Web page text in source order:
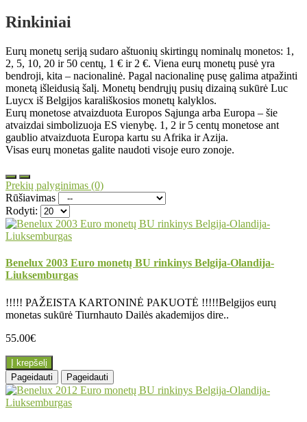
Rinkiniai
Eurų monetų seriją sudaro aštuonių skirtingų nominalų monetos: 1,
2, 5, 10, 20 ir 50 centų, 1 € ir 2 €. Viena eurų monetų pusė yra
bendroji, kita – nacionalinė. Pagal nacionalinę pusę galima atpažinti
monetą išleidusią šalį. Monetų bendrųjų pusių dizainą sukūrė Luc
Luycx iš Belgijos karališkosios monetų kalyklos.
Eurų monetose atvaizduota Europos Sąjunga arba Europa – šie
atvaizdai simbolizuoja ES vienybę. 1, 2 ir 5 centų monetose ant
gaublio atvaizduota Europa kartu su Afrika ir Azija.
Visas eurų monetas galite naudoti visoje euro zonoje.
Prekių palyginimas (0)
Rūšiavimas
Rodyti:
Benelux 2003 Euro monetų BU rinkinys Belgija-Olandija-
Liuksemburgas
!!!!! PAŽEISTA KARTONINĖ PAKUOTĖ !!!!!Belgijos eurų
monetas sukūrė Tiurnhauto Dailės akademijos dire..
55.00€
Į krepšelį
Pageidauti
Pageidauti